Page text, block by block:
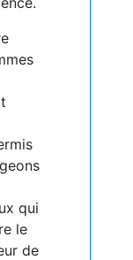
qui
le
de